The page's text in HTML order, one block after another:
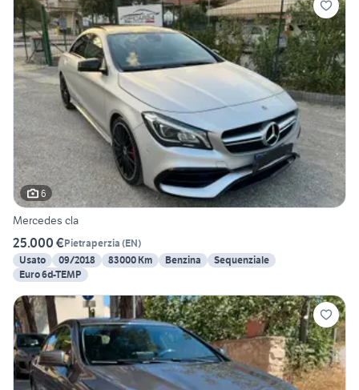
6
Mercedes cla
25.000 €Pietraperzia (EN)
Usato
09/2018 83000 Km Benzina
Sequenziale
Euro 6d-TEMP